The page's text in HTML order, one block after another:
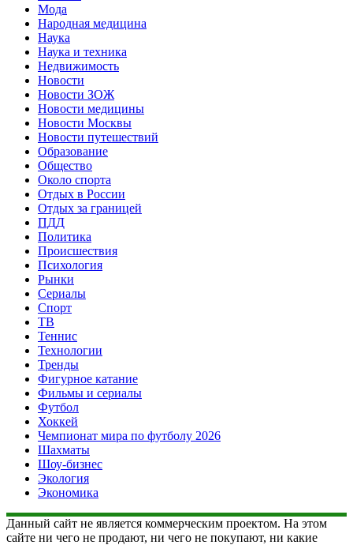
Мода
Народная медицина
Наука
Наука и техника
Недвижимость
Новости
Новости ЗОЖ
Новости медицины
Новости Москвы
Новости путешествий
Образование
Общество
Около спорта
Отдых в России
Отдых за границей
ПДД
Политика
Происшествия
Психология
Рынки
Сериалы
Спорт
ТВ
Теннис
Технологии
Тренды
Фигурное катание
Фильмы и сериалы
Футбол
Хоккей
Чемпионат мира по футболу 2026
Шахматы
Шоу-бизнес
Экология
Экономика
Данный сайт не является коммерческим проектом. На этом
сайте ни чего не продают, ни чего не покупают, ни какие